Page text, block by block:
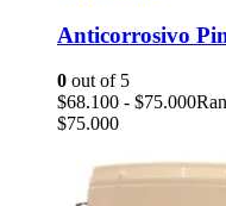
Anticorrosivo
0 out of 5
$68.100 - $75.000
$75.000